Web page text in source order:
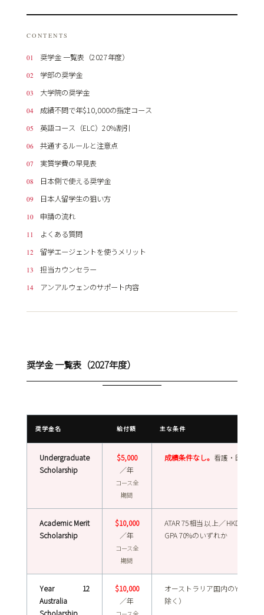
CONTENTS
奨学金 一覧表（2027年度）
学部の奨学金
大学院の奨学金
成績不問で年$10,000の指定コース
英語コース（ELC）20%割引
共通するルールと注意点
実質学費の早見表
日本側で使える奨学金
日本人留学生の狙い方
申請の流れ
よくある質問
留学エージェントを使うメリット
担当カウンセラー
アンアルウェンのサポート内容
奨学金 一覧表（2027年度）
奨学金名 給付額 主な条件
Undergraduate
Scholarship
$5,000
／年
コース全
期間
成績条件なし。 看護・医学を
Academic Merit
Scholarship
$10,000
／年
コース全
期間
ATAR 75相当以上／HKDSE 18
GPA 70%のいずれか
Year 12
Australia
Scholarship
$10,000
／年
オーストラリア国内のYear 12
除く）